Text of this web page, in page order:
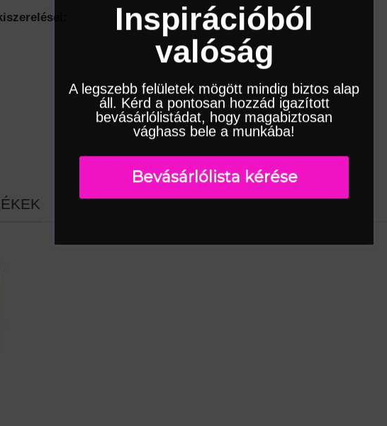
Inspirációból
valóság
A legszebb felületek mögött mindig biztos alap
áll. Kérd a pontosan hozzád igazított
bevásárlólistádat, hogy magabiztosan
vághass bele a munkába!
Bevásárlólista kérése